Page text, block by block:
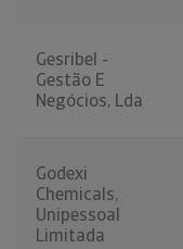
Gesribel -
Gestão E
Negócios, Lda
Godexi
Chemicals,
Unipessoal
Limitada